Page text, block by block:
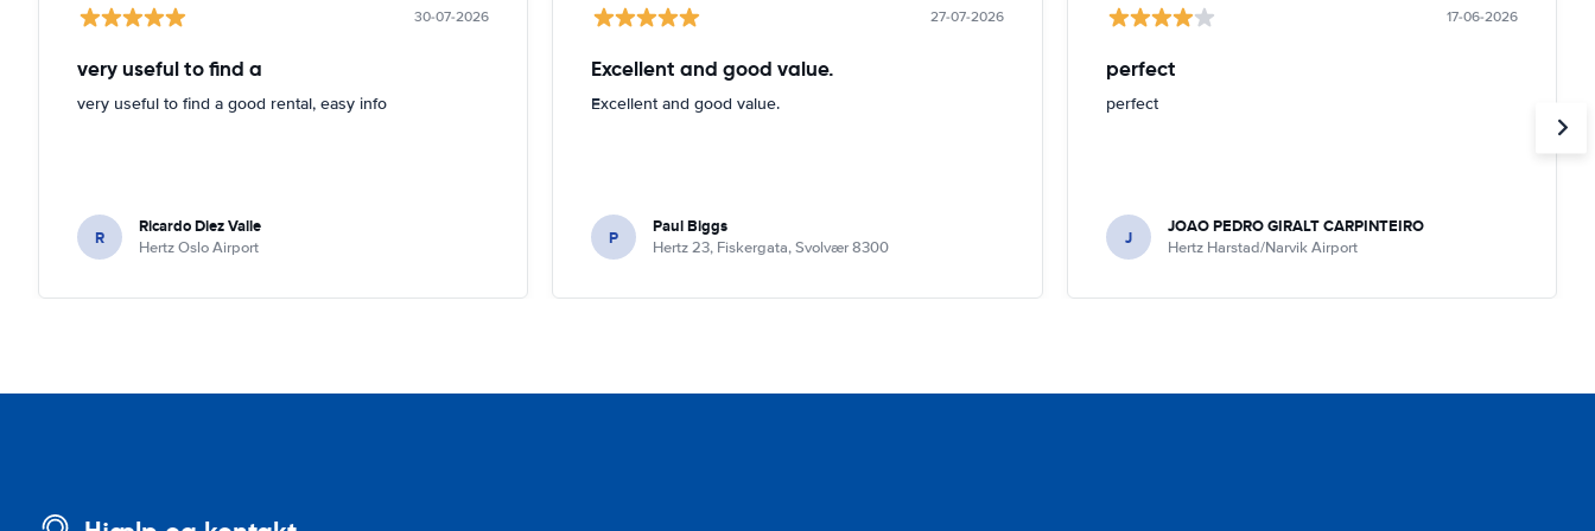
30-07-2026
very useful to find a
very useful to find a good rental, easy info
R Ricardo Diez Valle
Hertz Oslo Airport
27-07-2026
Excellent and good value.
Excellent and good value.
P Paul Biggs
Hertz 23, Fiskergata, Svolvær 8300
17-06-2026
perfect
perfect
J JOAO PEDRO GIRALT CARPINTEIRO
Hertz Harstad/Narvik Airport